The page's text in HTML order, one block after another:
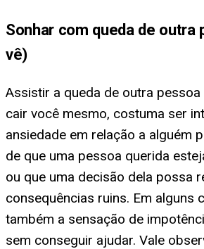
Sonhar com queda de outra
vê)
Assistir a queda de outra pessoa
cair você mesmo, costuma ser
ansiedade em relação a alguém
de que uma pessoa querida
ou que uma decisão dela possa
consequências ruins. Em alguns
também a sensação de
sem conseguir ajudar. Vale